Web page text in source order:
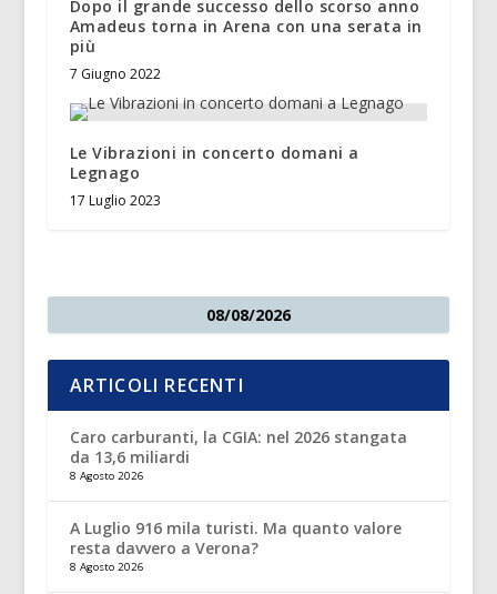
Dopo il grande successo dello scorso anno
Amadeus torna in Arena con una serata in
più
7 Giugno 2022
Le Vibrazioni in concerto domani a
Legnago
17 Luglio 2023
08/08/2026
ARTICOLI RECENTI
Caro carburanti, la CGIA: nel 2026 stangata
da 13,6 miliardi
8 Agosto 2026
A Luglio 916 mila turisti. Ma quanto valore
resta davvero a Verona?
8 Agosto 2026